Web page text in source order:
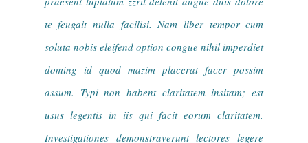
te feugait nulla facilisi. Nam liber tempor cum
soluta nobis eleifend option congue nihil imperdiet
doming id quod mazim placerat facer possim
assum. Typi non habent claritatem insitam; est
usus legentis in iis qui facit eorum claritatem.
Investigationes demonstraverunt lectores legere